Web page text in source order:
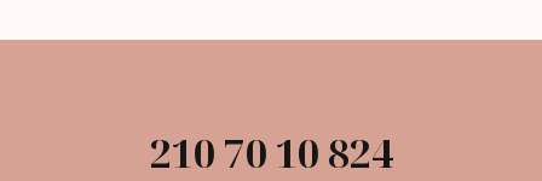
210 70 10 824